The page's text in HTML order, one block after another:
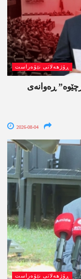
ڕۆژھەلاتی نێۆەراست
ڕەوانەی
2026-08-04
ڕۆژھەلاتی نێۆەراست